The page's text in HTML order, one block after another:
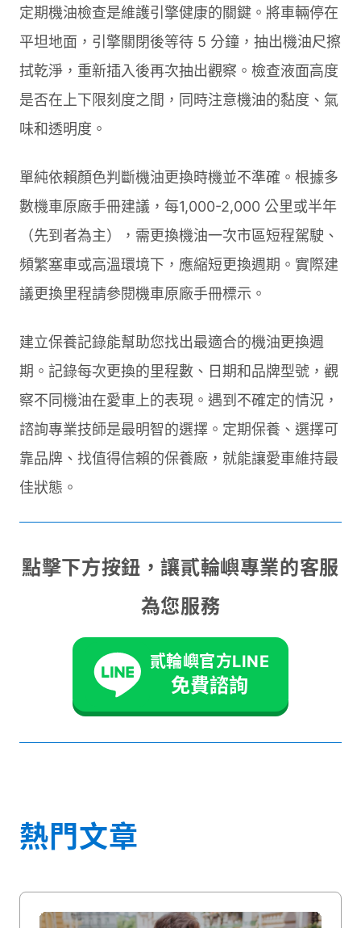
定期機油檢查是維護引擎健康的關鍵。將車輛停在
平坦地面，引擎關閉後等待 5 分鐘，抽出機油尺擦
拭乾淨，重新插入後再次抽出觀察。檢查液面高度
是否在上下限刻度之間，同時注意機油的黏度、氣
味和透明度。
單純依賴顏色判斷機油更換時機並不準確。根據多
數機車原廠手冊建議，每1,000-2,000 公里或半年
（先到者為主），需更換機油一次市區短程駕駛、
頻繁塞車或高溫環境下，應縮短更換週期。實際建
議更換里程請參閱機車原廠手冊標示。
建立保養記錄能幫助您找出最適合的機油更換週
期。記錄每次更換的里程數、日期和品牌型號，觀
察不同機油在愛車上的表現。遇到不確定的情況，
諮詢專業技師是最明智的選擇。定期保養、選擇可
靠品牌、找值得信賴的保養廠，就能讓愛車維持最
佳狀態。
點擊下方按鈕，讓貳輪嶼專業的客服
為您服務
貳輪嶼官方LINE
免費諮詢
熱門文章